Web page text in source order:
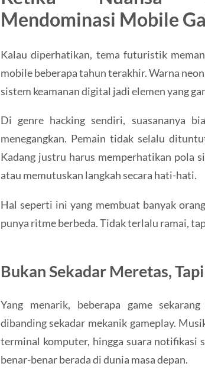
Mendominasi Mobile
Kalau diperhatikan, tema futuristik
mobile beberapa tahun terakhir. Warna
sistem keamanan digital jadi elemen yang
Di genre hacking sendiri, suasananya
menegangkan. Pemain tidak selalu
Kadang justru harus memperhatikan pola
atau memutuskan langkah secara hati-hati.
Hal seperti ini yang membuat banyak
punya ritme berbeda. Tidak terlalu ramai,
Bukan Sekadar Meretas,
Yang menarik, beberapa game
dibanding sekadar mekanik gameplay.
terminal komputer, hingga suara notifikasi
benar-benar berada di dunia masa depan.